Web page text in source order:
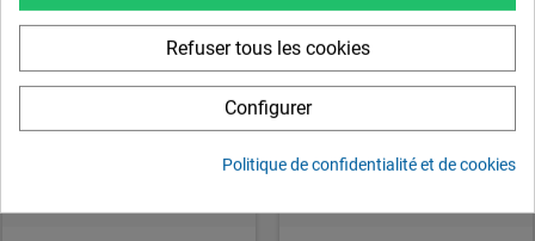
Refuser tous les cookies
Configurer
Politique de confidentialité et de cookies